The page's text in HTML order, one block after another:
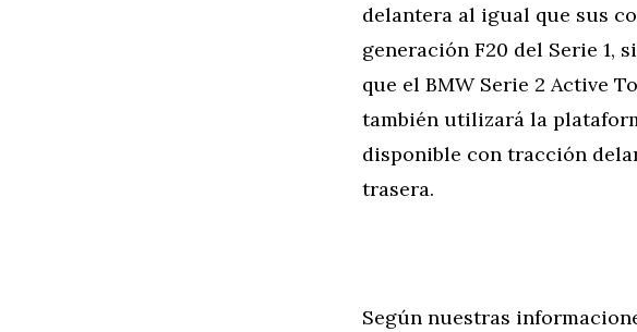
delantera al igual que sus
generación F20 del Serie 1,
que el BMW Serie 2 Active
también utilizará la
disponible con tracción
trasera.
Según nuestras